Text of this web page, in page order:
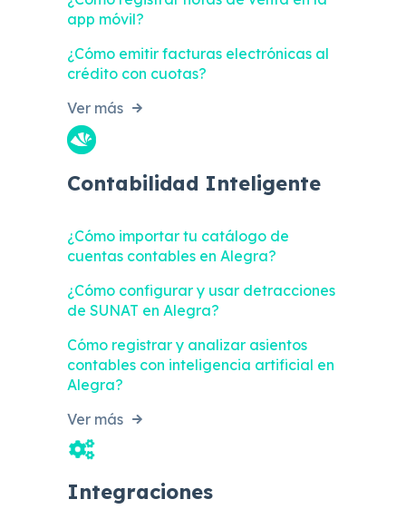
app móvil?
¿Cómo emitir facturas electrónicas al
crédito con cuotas?
Ver más
Contabilidad Inteligente
¿Cómo importar tu catálogo de
cuentas contables en Alegra?
¿Cómo configurar y usar detracciones
de SUNAT en Alegra?
Cómo registrar y analizar asientos
contables con inteligencia artificial en
Alegra?
Ver más
Integraciones